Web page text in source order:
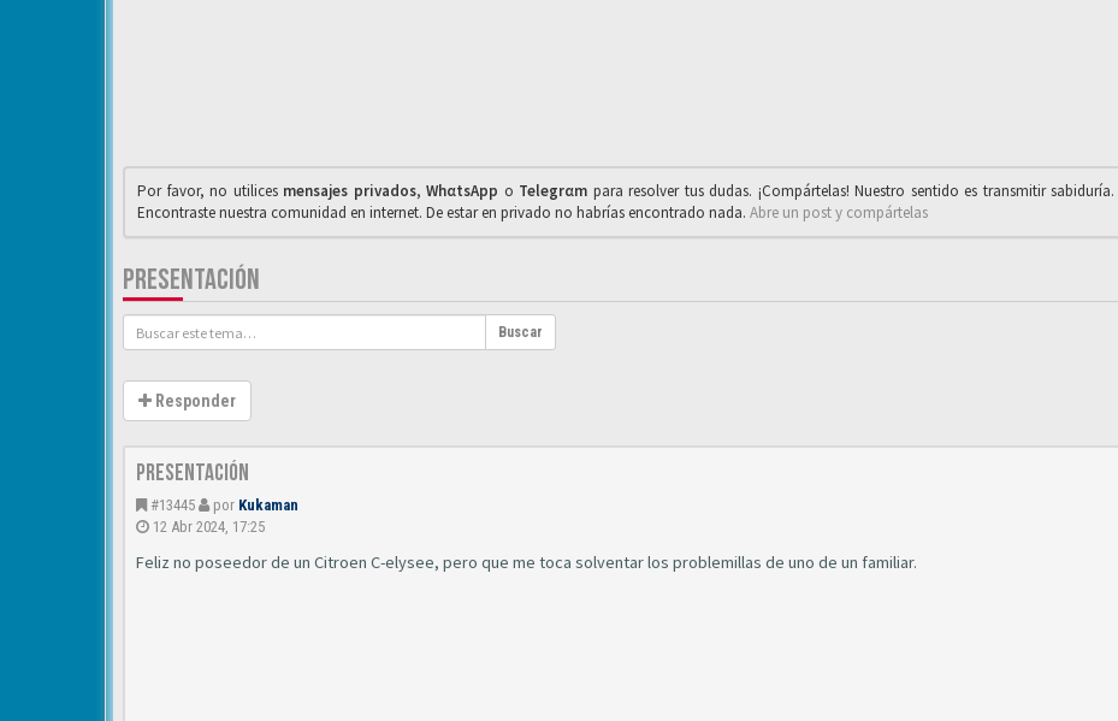
Por favor, no utilices mensajes privados,WhαtsApp o Telegrαm para resolver tus dudas. ¡Compártelas! Nuestro sentido es transmitir
Encontraste nuestra comunidad en internet. De estar en privado no habrías encontrado nada. Abre un post y compártelas
PRESENTACIÓN
Buscar
Responder
Presentación
#13445 por Kukaman
12 Abr 2024, 17:25
Feliz no poseedor de un Citroen C-elysee, pero que me toca solventar los problemillas de uno de un familiar.